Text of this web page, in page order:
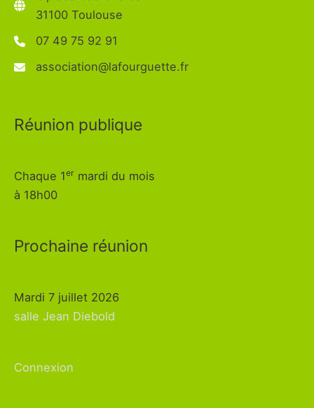
31100 Toulouse
07 49 75 92 91
association@lafourguette.fr
Réunion publique
Chaque 1er mardi du mois
à 18h00
Prochaine réunion
Mardi 7 juillet 2026
salle Jean Diebold
Connexion